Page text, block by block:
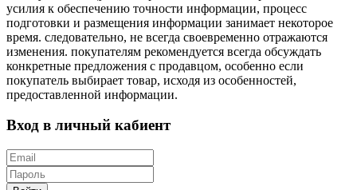
усилия к обеспечению точности информации, процесс
подготовки и размещения информации занимает некоторое
время. следовательно, не всегда своевременно отражаются
изменения. покупателям рекомендуется всегда обсуждать
конкретные предложения с продавцом, особенно если
покупатель выбирает товар, исходя из особенностей,
предоставленной информации.
Вход в личный кабиент